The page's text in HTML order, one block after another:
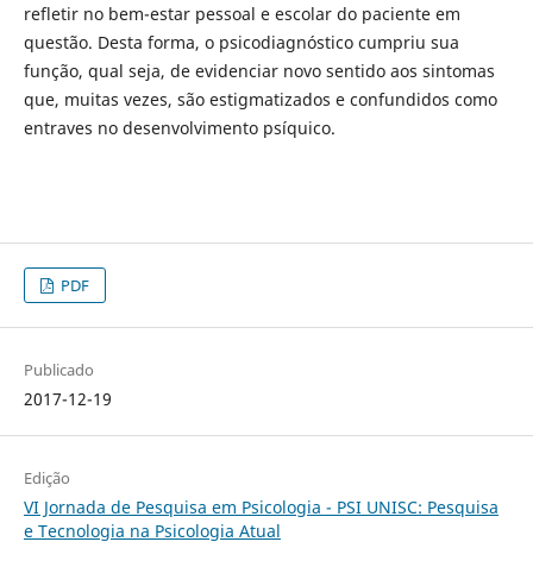
refletir no bem-estar pessoal e escolar do paciente em
questão. Desta forma, o psicodiagnóstico cumpriu sua
função, qual seja, de evidenciar novo sentido aos sintomas
que, muitas vezes, são estigmatizados e confundidos como
entraves no desenvolvimento psíquico.
PDF
Publicado
2017-12-19
Edição
VI Jornada de Pesquisa em Psicologia - PSI UNISC: Pesquisa
e Tecnologia na Psicologia Atual